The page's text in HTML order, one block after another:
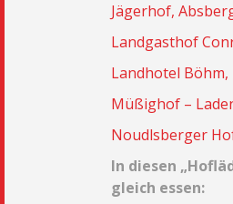
Jägerhof,
Landgasthof
Landhotel Böhm,
Müßighof –
Noudlsberger
In diesen
gleich essen: